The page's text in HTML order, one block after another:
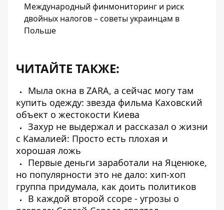
Международный финмониторинг и риск
двойных налогов – советы украинцам в
Польше
ЧИТАЙТЕ ТАКЖЕ:
Мыла окна в ZARA, а сейчас могу там
купить одежду: звезда фильма Каховский
объект о жестокости Киева
Захур не выдержал и рассказал о жизни
с Камалией: Просто есть плохая и
хорошая ложь
Первые деньги заработали на Яценюке,
но популярности это не дало: хип-хоп
группа придумала, как доить политиков
В каждой второй ссоре - угрозы о